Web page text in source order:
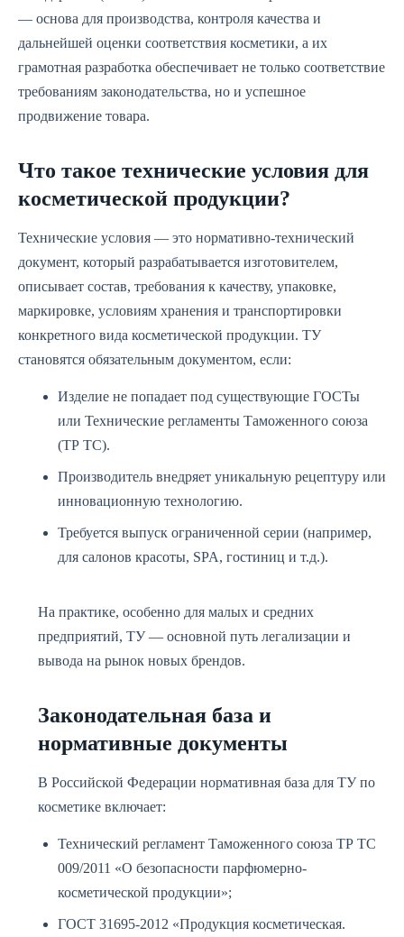
— основа для производства, контроля качества и
дальнейшей оценки соответствия косметики, а их
грамотная разработка обеспечивает не только соответствие
требованиям законодательства, но и успешное
продвижение товара.
Что такое технические условия для
косметической продукции?
Технические условия — это нормативно-технический
документ, который разрабатывается изготовителем,
описывает состав, требования к качеству, упаковке,
маркировке, условиям хранения и транспортировки
конкретного вида косметической продукции. ТУ
становятся обязательным документом, если:
Изделие не попадает под существующие ГОСТы
или Технические регламенты Таможенного союза
(ТР ТС).
Производитель внедряет уникальную рецептуру или
инновационную технологию.
Требуется выпуск ограниченной серии (например,
для салонов красоты, SPA, гостиниц и т.д.).
На практике, особенно для малых и средних
предприятий, ТУ — основной путь легализации и
вывода на рынок новых брендов.
Законодательная база и
нормативные документы
В Российской Федерации нормативная база для ТУ по
косметике включает:
Технический регламент Таможенного союза ТР ТС
009/2011 «О безопасности парфюмерно-
косметической продукции»;
ГОСТ 31695-2012 «Продукция косметическая.